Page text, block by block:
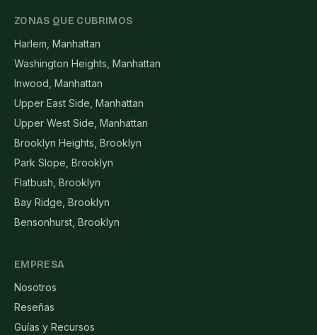
ZONAS QUE CUBRIMOS
Harlem, Manhattan
Washington Heights, Manhattan
Inwood, Manhattan
Upper East Side, Manhattan
Upper West Side, Manhattan
Brooklyn Heights, Brooklyn
Park Slope, Brooklyn
Flatbush, Brooklyn
Bay Ridge, Brooklyn
Bensonhurst, Brooklyn
EMPRESA
Nosotros
Reseñas
Guías y Recursos